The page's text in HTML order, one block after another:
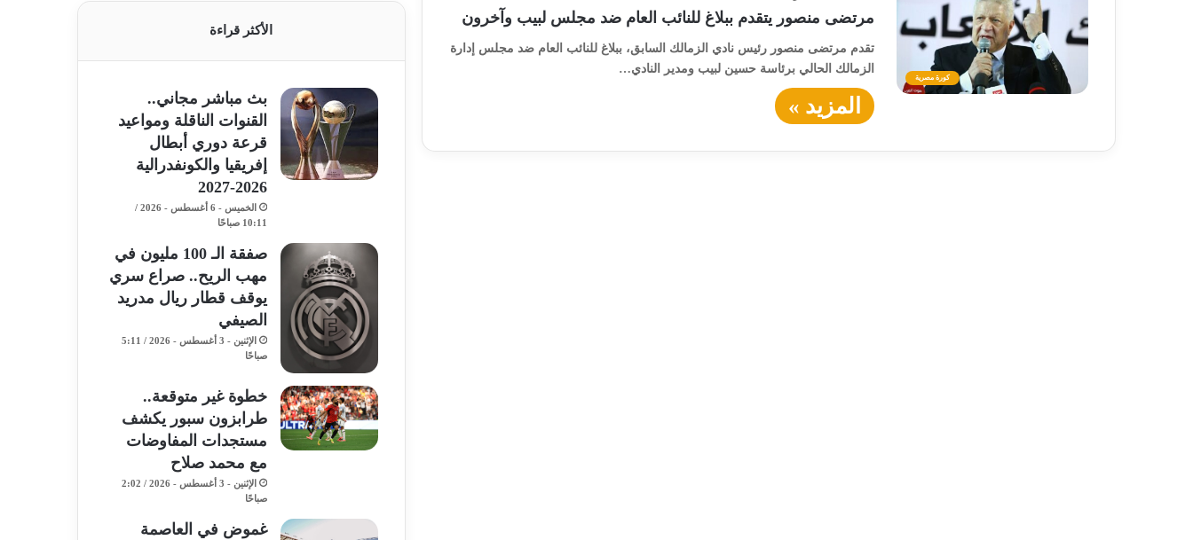
كورة مصرية
مرتضى منصور يتقدم ببلاغ للنائب العام ضد مجلس لبيب وآخرون
تقدم مرتضى منصور رئيس نادي الزمالك السابق، ببلاغ للنائب العام ضد مجلس إدارة
الزمالك الحالي برئاسة حسين لبيب ومدير النادي…
المزيد »
الأكثر قراءة
بث مباشر مجاني..
القنوات الناقلة ومواعيد
قرعة دوري أبطال
إفريقيا والكونفدرالية
2026-2027
الخميس - 6 أغسطس - 2026 /
10:11 صباحًا
صفقة الـ 100 مليون في
مهب الريح.. صراع سري
يوقف قطار ريال مدريد
الصيفي
الإثنين - 3 أغسطس - 2026 / 5:11
صباحًا
خطوة غير متوقعة..
طرابزون سبور يكشف
مستجدات المفاوضات
مع محمد صلاح
الإثنين - 3 أغسطس - 2026 / 2:02
صباحًا
غموض في العاصمة